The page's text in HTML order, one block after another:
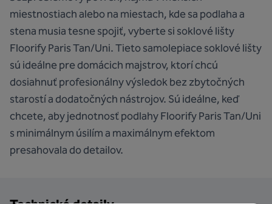
miestnostiach alebo na miestach, kde sa podlaha a
stena musia tesne spojiť, vyberte si soklové lišty
Floorify Paris Tan/Uni. Tieto samolepiace soklové lišty
sú ideálne pre domácich majstrov, ktorí chcú
dosiahnuť profesionálny výsledok bez zbytočných
starostí a dodatočných nástrojov. Sú ideálne, keď
chcete, aby jednotnosť podlahy Floorify Paris Tan/Uni
s minimálnym úsilím a maximálnym efektom
presahovala do detailov.